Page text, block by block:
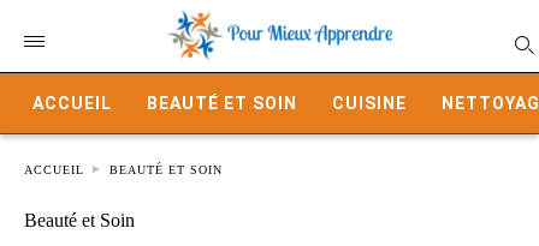
ACCUEIL BEAUTÉ ET SOIN CUISINE
ACCUEIL BEAUTÉ ET SOIN
Beauté et Soin